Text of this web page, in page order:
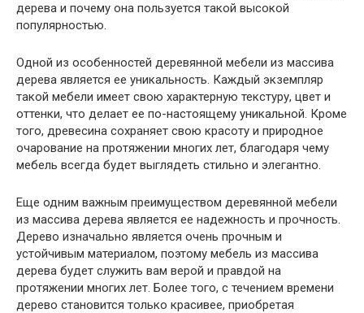
дерева и почему она пользуется такой высокой
популярностью.
Одной из особенностей деревянной мебели из массива
дерева является ее уникальность. Каждый экземпляр
такой мебели имеет свою характерную текстуру, цвет и
оттенки, что делает ее по-настоящему уникальной. Кроме
того, древесина сохраняет свою красоту и природное
очарование на протяжении многих лет, благодаря чему
мебель всегда будет выглядеть стильно и элегантно.
Еще одним важным преимуществом деревянной мебели
из массива дерева является ее надежность и прочность.
Дерево изначально является очень прочным и
устойчивым материалом, поэтому мебель из массива
дерева будет служить вам верой и правдой на
протяжении многих лет. Более того, с течением времени
дерево становится только красивее, приобретая